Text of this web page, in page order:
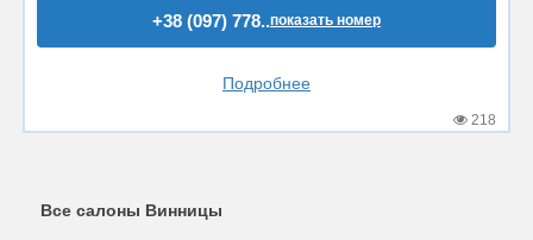
+38 (097) 778..показать номер
Подробнее
218
Все салоны Винницы